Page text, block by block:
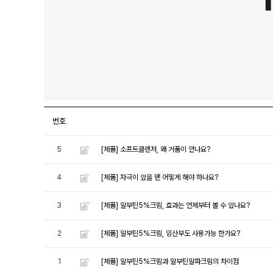
번호
5 [제품] 소프트클렌저, 왜 거품이 안나요?
4 [제품] 자극이 있을 땐 어떻게 해야 하나요?
3 [제품] 알부틴5%크림, 효과는 언제부터 볼 수 있나요?
2 [제품] 알부틴5%크림, 임산부도 사용가능 한가요?
1 [제품] 알부틴5%크림과 알부틴알파크림의 차이점